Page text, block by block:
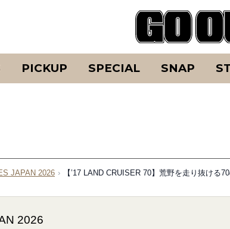
PICKUP SPECIAL SNAP
JAPAN 2026 › 【’17 LAND CRUISER 70】荒野を走り抜ける
2026